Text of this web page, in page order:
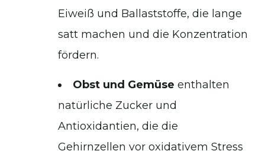
Eiweiß und Ballaststoffe, die lange
satt machen und die Konzentration
fördern.
Obst und Gemüse enthalten
natürliche Zucker und
Antioxidantien, die die
Gehirnzellen vor oxidativem Stress